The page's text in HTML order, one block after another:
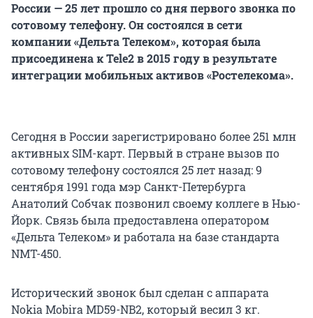
России — 25 лет прошло со дня первого звонка по
сотовому телефону. Он состоялся в сети
компании «Дельта Телеком», которая была
присоединена кTele2 в 2015 году в результате
интеграции мобильных активов «Ростелекома».
Сегодня в России зарегистрировано более 251 млн
активных SIM-карт. Первый в стране вызов по
сотовому телефону состоялся 25 лет назад: 9
сентября 1991 года мэр Санкт-Петербурга
Анатолий Собчак позвонил своему коллеге в Нью-
Йорк. Связь была предоставлена оператором
«Дельта Телеком» и работала на базе стандарта
NMT-450.
Исторический звонок был сделан с аппарата
Nokia Mobira MD59-NB2, который весил 3 кг.